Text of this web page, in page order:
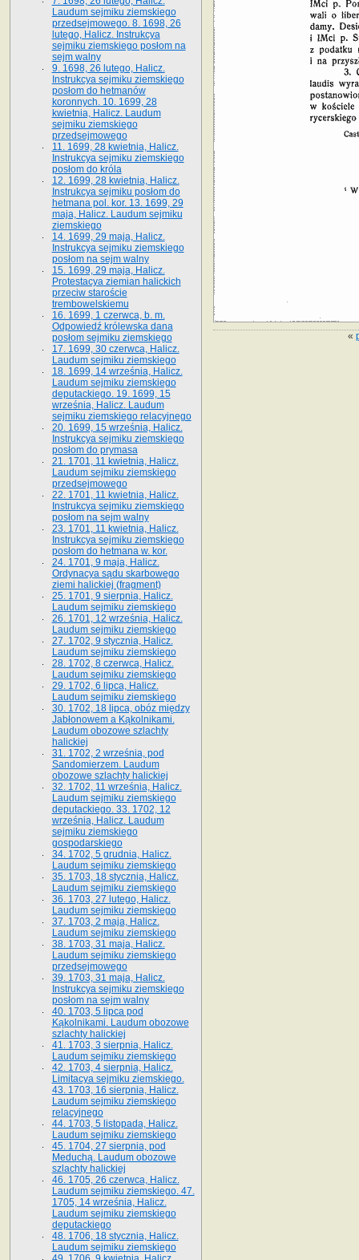
«
Laudum sejmiku ziemskiego
przedsejmowego. 8. 1698, 26
lutego, Halicz. Instrukcya
sejmiku ziemskiego posłom na
sejm walny
9. 1698, 26 lutego, Halicz.
Instrukcya sejmiku ziemskiego
posłom do hetmanów
koronnych. 10. 1699, 28
kwietnia, Halicz. Laudum
sejmiku ziemskiego
przedsejmowego
11. 1699, 28 kwietnia, Halicz.
Instrukcya sejmiku ziemskiego
posłom do króla
12. 1699, 28 kwietnia, Halicz.
Instrukcya sejmiku posłom do
hetmana pol. kor. 13. 1699, 29
maja, Halicz. Laudum sejmiku
ziemskiego
14. 1699, 29 maja, Halicz.
Instrukcya sejmiku ziemskiego
posłom na sejm walny
15. 1699, 29 maja, Halicz.
Protestacya ziemian halickich
przeciw staroście
trembowelskiemu
16. 1699, 1 czerwca, b. m.
Odpowiedź królewska dana
posłom sejmiku ziemskiego
17. 1699, 30 czerwca, Halicz.
Laudum sejmiku ziemskiego
18. 1699, 14 września, Halicz.
Laudum sejmiku ziemskiego
deputackiego. 19. 1699, 15
września, Halicz. Laudum
sejmiku ziemskiego relacyjnego
20. 1699, 15 września, Halicz.
Instrukcya sejmiku ziemskiego
posłom do prymasa
21. 1701, 11 kwietnia, Halicz.
Laudum sejmiku ziemskiego
przedsejmowego
22. 1701, 11 kwietnia, Halicz.
Instrukcya sejmiku ziemskiego
posłom na sejm walny
23. 1701, 11 kwietnia, Halicz.
Instrukcya sejmiku ziemskiego
posłom do hetmana w. kor.
24. 1701, 9 maja, Halicz.
Ordynacya sądu skarbowego
ziemi halickiej (fragment)
25. 1701, 9 sierpnia, Halicz.
Laudum sejmiku ziemskiego
26. 1701, 12 września, Halicz.
Laudum sejmiku ziemskiego
27. 1702, 9 stycznia, Halicz.
Laudum sejmiku ziemskiego
28. 1702, 8 czerwca, Halicz.
Laudum sejmiku ziemskiego
29. 1702, 6 lipca, Halicz.
Laudum sejmiku ziemskiego
30. 1702, 18 lipca, obóz między
Jabłonowem a Kąkolnikami.
Laudum obozowe szlachty
halickiej
31. 1702, 2 września, pod
Sandomierzem. Laudum
obozowe szlachty halickiej
32. 1702, 11 września, Halicz.
Laudum sejmiku ziemskiego
deputackiego. 33. 1702, 12
września, Halicz. Laudum
sejmiku ziemskiego
gospodarskiego
34. 1702, 5 grudnia, Halicz.
Laudum sejmiku ziemskiego
35. 1703, 18 stycznia, Halicz.
Laudum sejmiku ziemskiego
36. 1703, 27 lutego, Halicz.
Laudum sejmiku ziemskiego
37. 1703, 2 maja, Halicz.
Laudum sejmiku ziemskiego
38. 1703, 31 maja, Halicz.
Laudum sejmiku ziemskiego
przedsejmowego
39. 1703, 31 maja, Halicz.
Instrukcya sejmiku ziemskiego
posłom na sejm walny
40. 1703, 5 lipca pod
Kąkolnikami. Laudum obozowe
szlachty halickiej
41­. 1703, 3 sierpnia, Halicz.
Laudum sejmiku ziemskiego
42. 1703, 4 sierpnia, Halicz.
Limitacya sejmiku ziemskiego.
43. 1703, 16 sierpnia, Halicz.
Laudum sejmiku ziemskiego
relacyjnego
44. 1703, 5 listopada, Halicz.
Laudum sejmiku ziemskiego
45. 1704, 27 sierpnia, pod
Meduchą. Laudum obozowe
szlachty halickiej
46. 1705, 26 czerwca, Halicz.
Laudum sejmiku ziemskiego. 47.
1705, 14 września, Halicz.
Laudum sejmiku ziemskiego
deputackiego
48. 1706, 18 stycznia, Halicz.
Laudum sejmiku ziemskiego